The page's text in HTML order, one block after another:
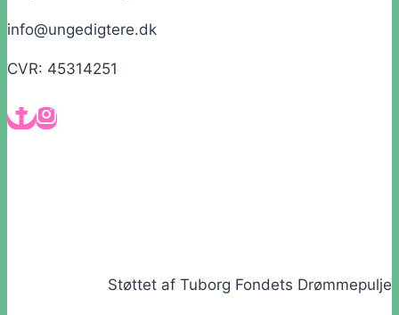
info@ungedigtere.dk
CVR: 45314251
Støttet af Tuborg Fondets Drømmepulje